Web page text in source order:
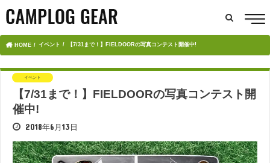
HOME イベント 【7/31まで！】FIELDOORの写真コンテスト開催中!
イベント
【7/31まで！】FIELDOORの写真コンテスト開
催中!
2018年6月13日